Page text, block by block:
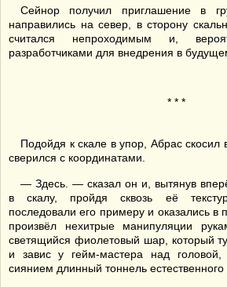
Сейнор получил приглашение в
направились на север, в сторону
считался непроходимым и,
разработчиками для внедрения в
* * *
Подойдя к скале в упор, Абрас скосил
сверился с координатами.
— Здесь. — сказал он и, вытянув
в скалу, пройдя сквозь её
последовали его примеру и оказались в
произвёл нехитрые манипуляции
светящийся фиолетовый шар, который
и завис у гейм-мастера над головой,
сиянием длинный тоннель естественного